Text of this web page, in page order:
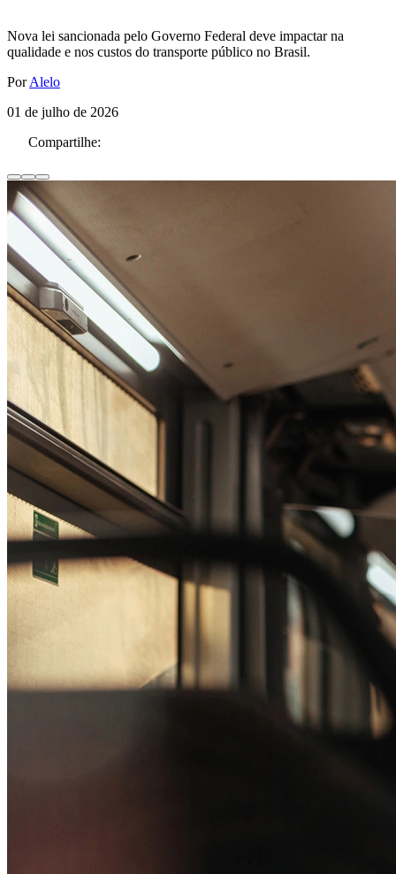
Nova lei sancionada pelo Governo Federal deve impactar na
qualidade e nos custos do transporte público no Brasil.
PorAlelo
01 de julho de 2026
Compartilhe: